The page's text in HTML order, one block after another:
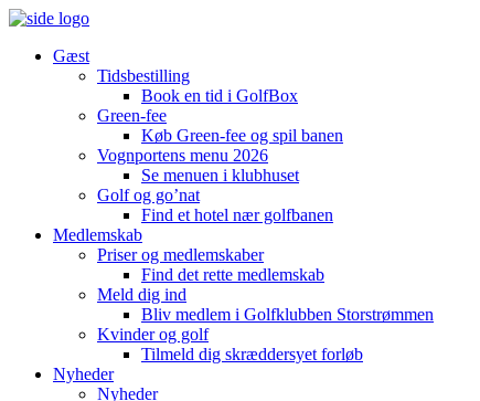
Gæst
Tidsbestilling
Book en tid i GolfBox
Green-fee
Køb Green-fee og spil banen
Vognportens menu 2026
Se menuen i klubhuset
Golf og go’nat
Find et hotel nær golfbanen
Medlemskab
Priser og medlemskaber
Find det rette medlemskab
Meld dig ind
Bliv medlem i Golfklubben Storstrømmen
Kvinder og golf
Tilmeld dig skræddersyet forløb
Nyheder
Nyheder